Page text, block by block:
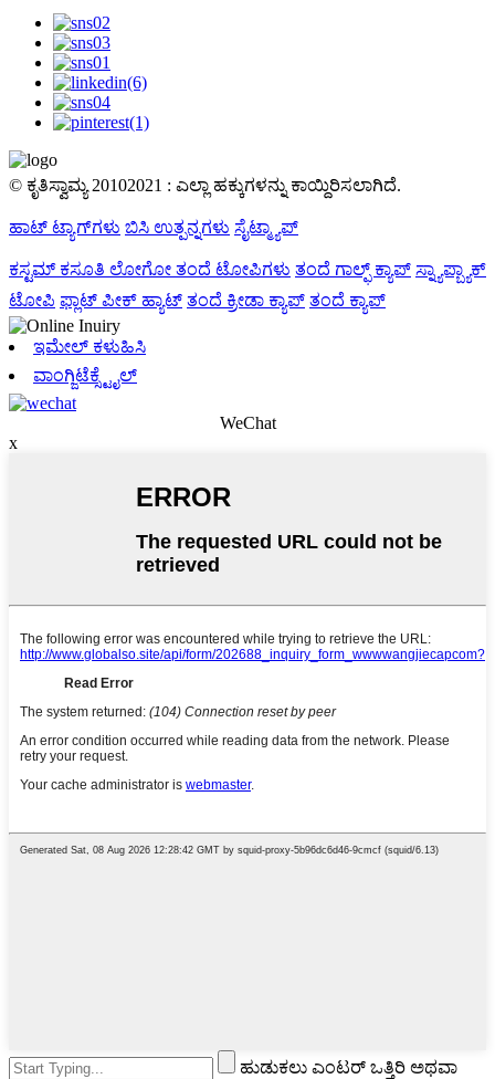
© ಕೃತಿಸ್ವಾಮ್ಯ 20102021 : ಎಲ್ಲಾ ಹಕ್ಕುಗಳನ್ನು ಕಾಯ್ದಿರಿಸಲಾಗಿದೆ.
ಹಾಟ್ ಟ್ಯಾಗ್‌ಗಳು ಬಿಸಿ ಉತ್ಪನ್ನಗಳು ಸೈಟ್ಮ್ಯಾಪ್
ಕಸ್ಟಮ್ ಕಸೂತಿ ಲೋಗೋ ತಂದೆ ಟೋಪಿಗಳು ತಂದೆ ಗಾಲ್ಫ್ ಕ್ಯಾಪ್ ಸ್ನ್ಯಾಪ್ಬ್ಯಾಕ್
ಟೋಪಿ ಫ್ಲಾಟ್ ಪೀಕ್ ಹ್ಯಾಟ್ ತಂದೆ ಕ್ರೀಡಾ ಕ್ಯಾಪ್ ತಂದೆ ಕ್ಯಾಪ್
ಇಮೇಲ್ ಕಳುಹಿಸಿ
ವಾಂಗ್ಜಿಟೆಕ್ಸ್ಟೈಲ್
WeChat
x
ಹುಡುಕಲು ಎಂಟರ್ ಒತ್ತಿರಿ ಅಥವಾ